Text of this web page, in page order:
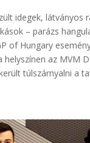
idegek, látványos
– parázs
of Hungary
helyszínen az MVM
túlszárnyalni a